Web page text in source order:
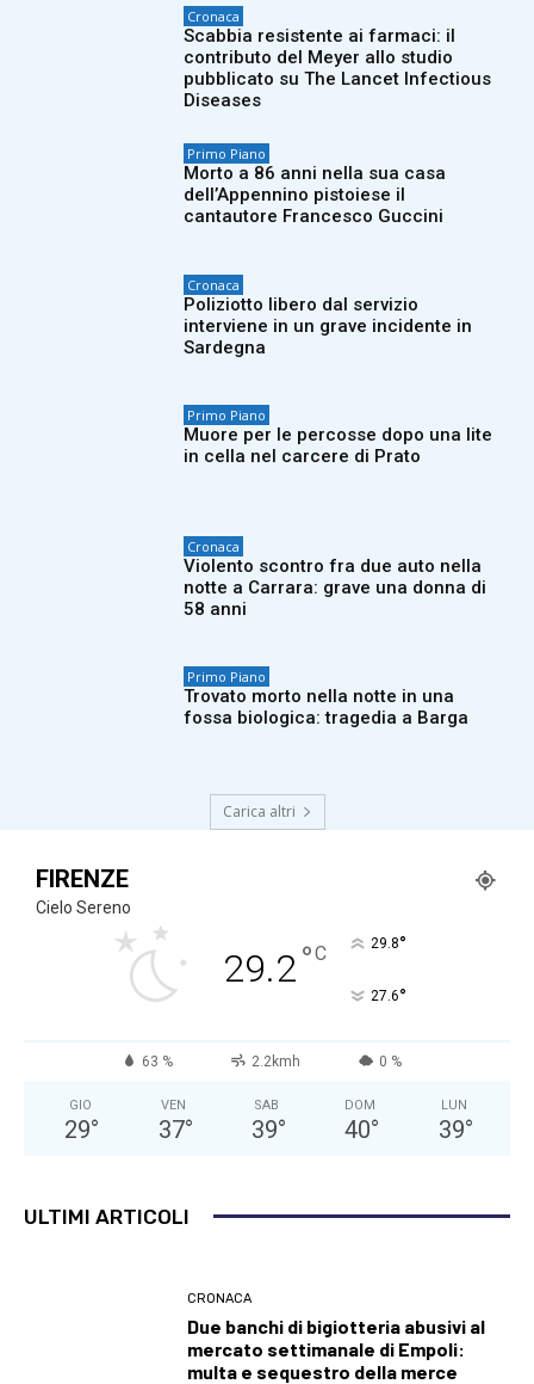
Cronaca
Scabbia resistente ai farmaci: il
contributo del Meyer allo studio
pubblicato su The Lancet Infectious
Diseases
Primo Piano
Morto a 86 anni nella sua casa
dell’Appennino pistoiese il
cantautore Francesco Guccini
Cronaca
Poliziotto libero dal servizio
interviene in un grave incidente in
Sardegna
Primo Piano
Muore per le percosse dopo una lite
in cella nel carcere di Prato
Cronaca
Violento scontro fra due auto nella
notte a Carrara: grave una donna di
58 anni
Primo Piano
Trovato morto nella notte in una
fossa biologica: tragedia a Barga
Carica altri
FIRENZE
Cielo Sereno
29.2°C 29.8°
27.6°
63 % 2.2kmh 0 %
GIO
29°
VEN
37°
SAB
39°
DOM
40°
LUN
39°
ULTIMI ARTICOLI
CRONACA
Due banchi di bigiotteria abusivi al
mercato settimanale di Empoli:
multa e sequestro della merce